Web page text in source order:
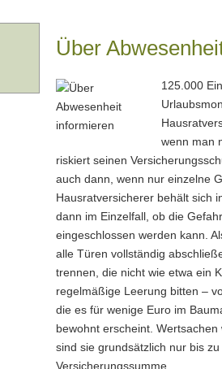
Über
125.000
wenn man
riskiert seinen
auch dann, wenn nur einzelne
Hausratversicherer behält sich
dann im Einzelfall, ob die
eingeschlossen werden kann.
alle Türen vollständig
trennen, die nicht wie etwa ein
regelmäßige Leerung bitten –
die es für wenige Euro im
bewohnt erscheint.
sind sie grundsätzlich nur bis
Versicherungssumme.